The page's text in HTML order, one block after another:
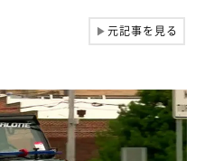
▶元記事を見る